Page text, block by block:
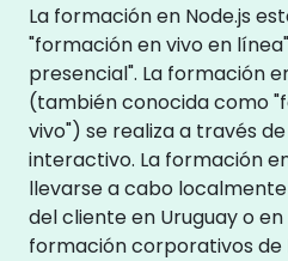
La formación en Node.js
"formación en vivo en
presencial". La formación
(también conocida como
vivo") se realiza a través
interactivo. La formación
llevarse a cabo
del cliente en Uruguay o
formación corporativos de